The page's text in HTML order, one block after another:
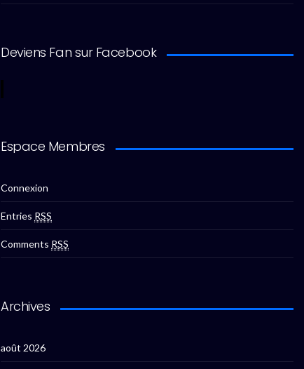
Deviens Fan sur Facebook
Espace Membres
Connexion
Entries RSS
Comments RSS
Archives
août 2026